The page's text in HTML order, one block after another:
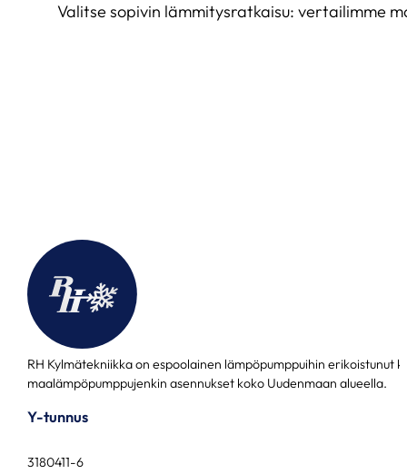
Valitse sopivin lämmitysratkaisu: vertailimme
RH Kylmätekniikka on espoolainen lämpöpumppuihin
maalämpöpumppujenkin asennukset koko Uudenmaan alueella.
Y-tunnus
3180411-6